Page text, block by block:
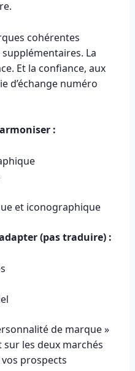
cohérentes
La
Et la confiance, aux
d’échange numéro
:
et iconographique
(pas traduire) :
de marque »
les deux marchés
prospects